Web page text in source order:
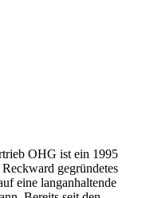
OHG ist ein 1995
gegründetes
eine langanhaltende